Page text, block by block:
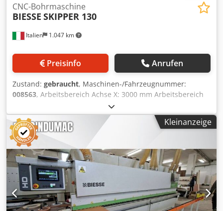
Italien 1.047 km
CNC-Bohrmaschine
BIESSE SKIPPER 130
Preisinfo Anrufen
Zustand: gebraucht, Maschinen-/Fahrzeugnummer:
008563, Arbeitsbereich Achse X: 3000 mm Arbeitsbereich
Achse Y: 1300 mm Anzahl Bohrspindeln: 82 Cjdpfx
Akezruxvjqsrf
Kleinanzeige